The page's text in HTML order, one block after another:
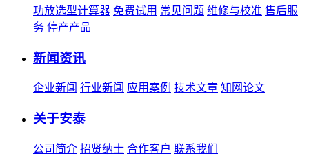
功放选型计算器 免费试用 常见问题 维修与校准 售后服
务 停产产品
新闻资讯
企业新闻 行业新闻 应用案例 技术文章 知网论文
关于安泰
公司简介 招贤纳士 合作客户 联系我们